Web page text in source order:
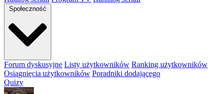
Społeczność
Forum dyskusyjne Listy użytkowników Ranking użytkowników
Osiągnięcia użytkowników Poradniki dodającego
Quizy